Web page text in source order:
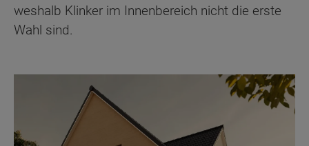
weshalb Klinker im Innenbereich nicht die erste
Wahl sind.